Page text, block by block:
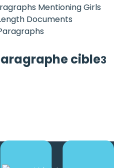
Mentioning Girls
Documents
cible3